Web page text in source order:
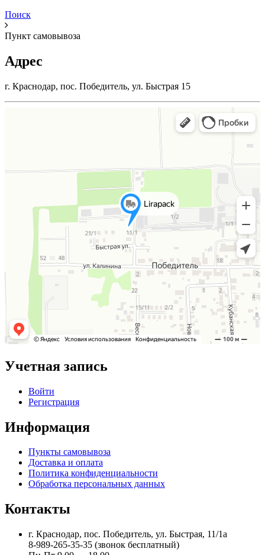
Поиск
Пункт самовывоза
Адрес
г. Краснодар, пос. Победитель, ул. Быстрая 15
Учетная запись
Войти
Регистрация
Информация
Пункты самовывоза
Доставка и оплата
Политика конфиденциальности
Обработка персональных данных
Контакты
г. Краснодар, пос. Победитель, ул. Быстрая, 11/1а
8-989-265-35-35 (звонок бесплатный)